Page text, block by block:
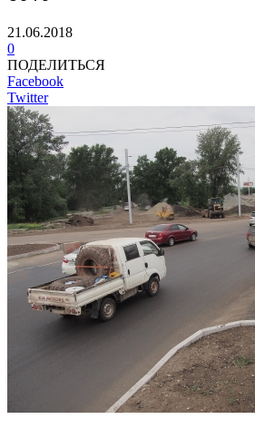
21.06.2018
0
ПОДЕЛИТЬСЯ
Facebook
Twitter